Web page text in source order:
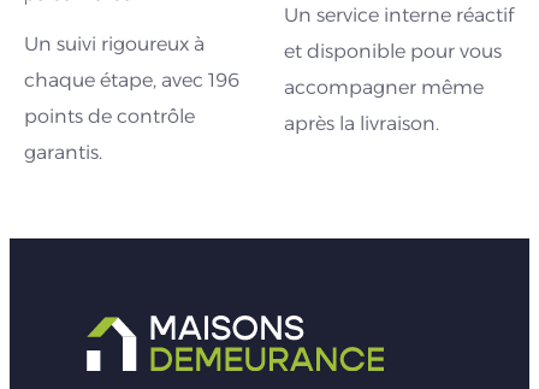
Un suivi rigoureux à
chaque étape, avec 196
points de contrôle
garantis.
Un service interne réactif
et disponible pour vous
accompagner même
après la livraison.